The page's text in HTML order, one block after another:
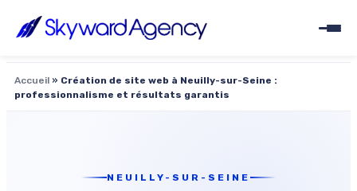
Accueil » Création de site web à Neuilly-sur-Seine :
professionnalisme et résultats garantis
NEUILLY-SUR-SEINE